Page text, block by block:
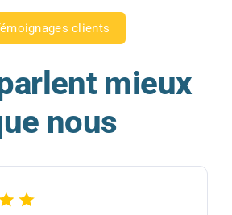
clients
mieux
nous